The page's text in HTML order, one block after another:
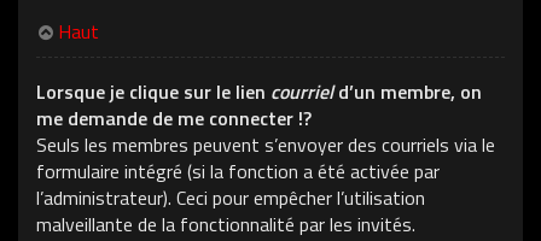
Haut
Lorsque je clique sur le lien courrield’un membre, on
me demande de me connecter !?
Seuls les membres peuvent s’envoyer des courriels via le
formulaire intégré (si la fonction a été activée par
l’administrateur). Ceci pour empêcher l’utilisation
malveillante de la fonctionnalité par les invités.